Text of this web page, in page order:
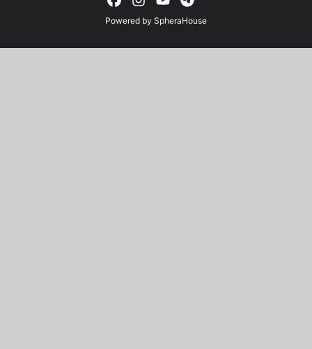
Powered by SpheraHouse